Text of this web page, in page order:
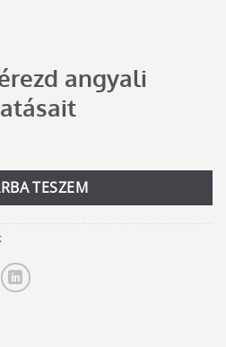
price
Ft.
angyali
könnyedén mennyiség
TESZEM